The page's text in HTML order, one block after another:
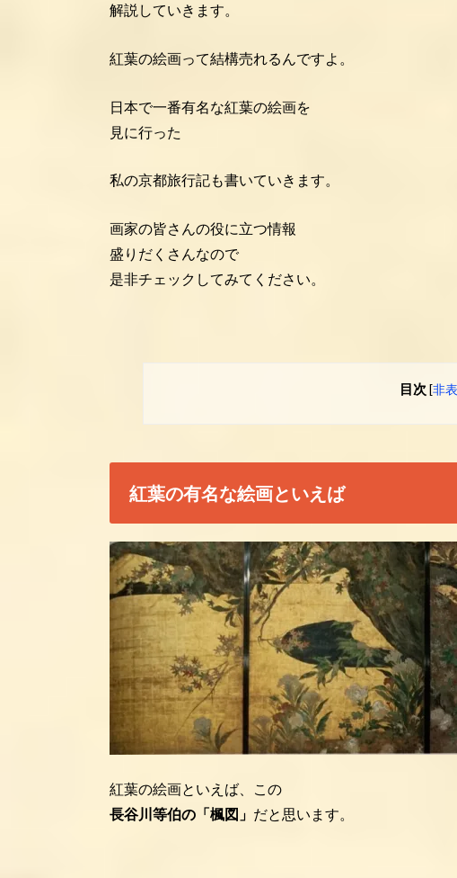
解説していきます。
紅葉の絵画って結構売れるんですよ。
日本で一番有名な紅葉の絵画を
見に行った
私の京都旅行記も書いていきます。
画家の皆さんの役に立つ情報
盛りだくさんなので
是非チェックしてみてください。
目次 [非
紅葉の有名な絵画といえば
紅葉の絵画といえば、この
長谷川等伯の「楓図」 だと思います。